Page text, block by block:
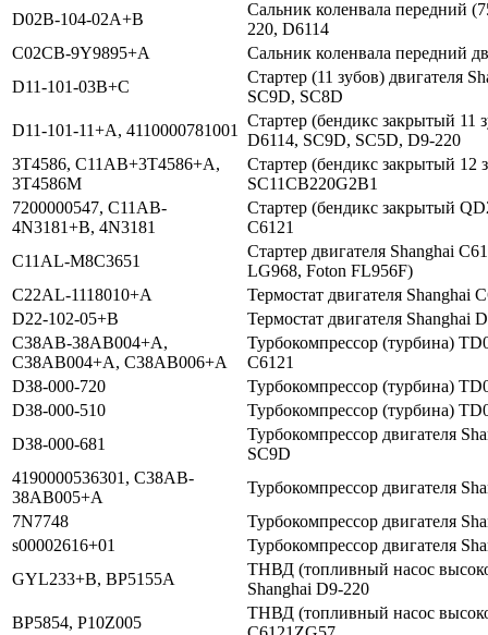
D02B-104-02A+B
Сальник коленвала передний
220, D6114
C02CB-9Y9895+A
Сальник коленвала передний
D11-101-03B+C
Стартер (11 зубов) двигателя
SC9D, SC8D
D11-101-11+A, 4110000781001
Стартер (бендикс закрытый 11
D6114, SC9D, SC5D, D9-220
3T4586, C11AB+3T4586+A,
3T4586M
Стартер (бендикс закрытый 12
SC11CB220G2B1
7200000547, C11AB-
4N3181+B, 4N3181
Стартер (бендикс закрытый
С6121
C11AL-M8C3651
Стартер двигателя Shanghai
LG968, Foton FL956F)
C22AL-1118010+A
Термостат двигателя Shanghai
D22-102-05+B
Термостат двигателя Shanghai
C38AB-38AB004+A,
C38AB004+A, C38AB006+A
Турбокомпрессор (турбина)
C6121
D38-000-720
Турбокомпрессор (турбина)
D38-000-510
Турбокомпрессор (турбина)
D38-000-681
Турбокомпрессор двигателя
SC9D
4190000536301, C38AB-
38AB005+A
Турбокомпрессор двигателя
7N7748
Турбокомпрессор двигателя
s00002616+01
Турбокомпрессор двигателя
GYL233+B, BP5155А
ТНВД (топливный насос
Shanghai D9-220
BP5854, P10Z005
ТНВД (топливный насос